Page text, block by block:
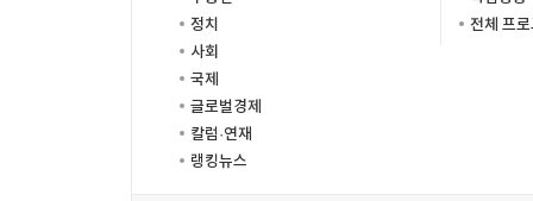
정치
사회
국제
글로벌경제
칼럼·연재
랭킹뉴스
전체 프